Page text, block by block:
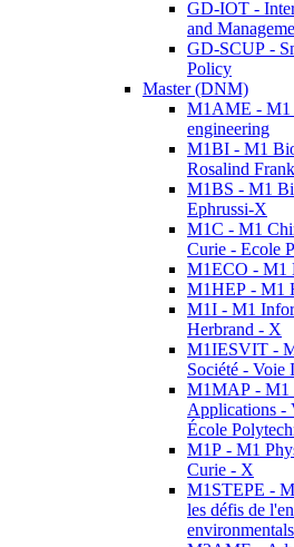
GD-IOT -
and
GD-SCUP -
Policy
Master (DNM)
M1AME - M1
engineering
M1BI - M1
Rosalind
M1BS - M1
Ephrussi-X
M1C - M1
Curie - Ecole
M1ECO - M1
M1HEP - M1
M1I - M1
Herbrand - X
M1IESVIT -
Société - Voie
M1MAP - M1
Applications -
École
M1P - M1
Curie - X
M1STEPE -
les défis de